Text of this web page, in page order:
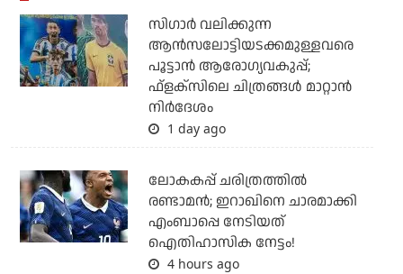
സിഗാര്‍ വലിക്കുന്ന
ആന്‍സലോട്ടിയടക്കമുള്ളവരെ
പൂട്ടാന്‍ ആരോഗ്യവകുപ്പ്;
ഫ്‌ളക്‌സിലെ ചിത്രങ്ങള്‍ മാറ്റാന്‍
നിര്‍ദേശം
1 day ago
ലോകകപ്പ് ചരിത്രത്തില്‍
രണ്ടാമന്‍; ഇറാഖിനെ ചാരമാക്കി
എംബാപ്പെ നേടിയത്
ഐതിഹാസിക നേട്ടം!
4 hours ago